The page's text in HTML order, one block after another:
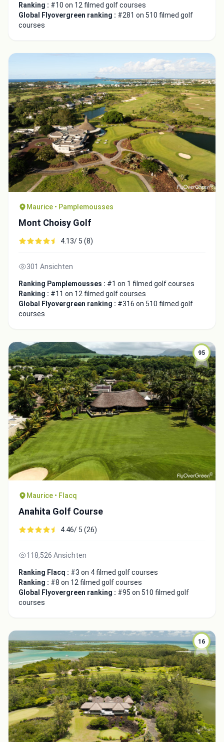
Ranking : #10 on 12 filmed golf courses
Global Flyovergreen ranking : #281 on 510 filmed golf
courses
Maurice • Pamplemousses
Mont Choisy Golf
4.13/ 5 (8)
301 Ansichten
Ranking Pamplemousses : #1 on 1 filmed golf courses
Ranking : #11 on 12 filmed golf courses
Global Flyovergreen ranking : #316 on 510 filmed golf
courses
95
Maurice • Flacq
Anahita Golf Course
4.46/ 5 (26)
118,526 Ansichten
Ranking Flacq : #3 on 4 filmed golf courses
Ranking : #8 on 12 filmed golf courses
Global Flyovergreen ranking : #95 on 510 filmed golf
courses
16